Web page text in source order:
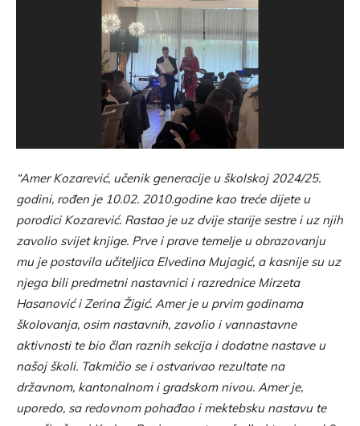
“Amer Kozarević, učenik generacije u školskoj 2024/25.
godini, rođen je 10.02. 2010.godine kao treće dijete u
porodici Kozarević. Rastao je uz dvije starije sestre i uz njih
zavolio svijet knjige. Prve i prave temelje u obrazovanju
mu je postavila učiteljica Elvedina Mujagić, a kasnije su uz
njega bili predmetni nastavnici i razrednice Mirzeta
Hasanović i Zerina Žigić. Amer je u prvim godinama
školovanja, osim nastavnih, zavolio i vannastavne
aktivnosti te bio član raznih sekcija i dodatne nastave u
našoj školi. Takmičio se i ostvarivao rezultate na
državnom, kantonalnom i gradskom nivou. Amer je,
uporedo, sa redovnom pohađao i mektebsku nastavu te